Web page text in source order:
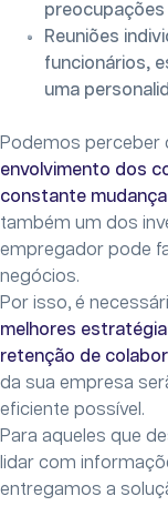
Reuniões
funcionários,
uma
Podemos perceber
envolvimento dos
constante
também um dos
empregador pode
negócios.
Por isso, é
melhores
retenção de
da sua empresa
eficiente possível.
Para aqueles que
lidar com
entregamos a